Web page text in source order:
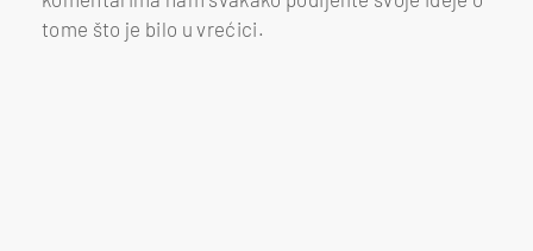
tome što je bilo u vrećici.